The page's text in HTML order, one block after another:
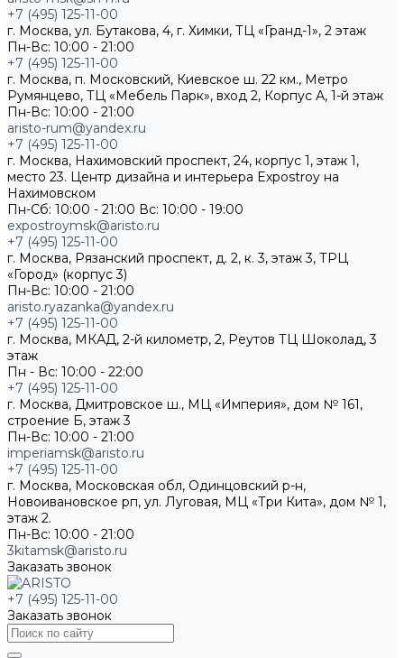
+7 (495) 125-11-00
г. Москва, ул. Бутакова, 4, г. Химки, ТЦ «Гранд-1», 2 этаж
Пн-Вс: 10:00 - 21:00
+7 (495) 125-11-00
г. Москва, п. Московский, Киевское ш. 22 км., Метро
Румянцево, ТЦ «Мебель Парк», вход 2, Корпус А, 1-й этаж
Пн-Вс: 10:00 - 21:00
aristo-rum@yandex.ru
+7 (495) 125-11-00
г. Москва, Нахимовский проспект, 24, корпус 1, этаж 1,
место 23. Центр дизайна и интерьера Expostroy на
Нахимовском
Пн-Сб: 10:00 - 21:00 Вс: 10:00 - 19:00
expostroymsk@aristo.ru
+7 (495) 125-11-00
г. Москва, Рязанский проспект, д. 2, к. 3, этаж 3, ТРЦ
«Город» (корпус 3)
Пн-Вс: 10:00 - 21:00
aristo.ryazanka@yandex.ru
+7 (495) 125-11-00
г. Москва, МКАД, 2-й километр, 2, Реутов ТЦ Шоколад, 3
этаж
Пн - Вс: 10:00 - 22:00
+7 (495) 125-11-00
г. Москва, Дмитровское ш., МЦ «Империя», дом № 161,
строение Б, этаж 3
Пн-Вс: 10:00 - 21:00
imperiamsk@aristo.ru
+7 (495) 125-11-00
г. Москва, Московская обл, Одинцовский р-н,
Новоивановское рп, ул. Луговая, МЦ «Три Кита», дом № 1,
этаж 2.
Пн-Вс: 10:00 - 21:00
3kitamsk@aristo.ru
Заказать звонок
+7 (495) 125-11-00
Заказать звонок